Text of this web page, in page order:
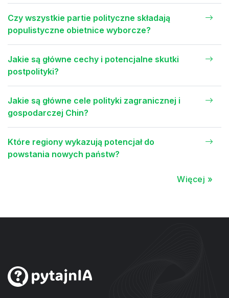
Czy wszystkie partie polityczne składają
populistyczne obietnice wyborcze?
Jakie są główne cechy i potencjalne skutki
postpolityki?
Jakie są główne cele polityki zagranicznej i
gospodarczej Chin?
Które regiony wykazują potencjał do
powstania nowych państw?
Więcej »